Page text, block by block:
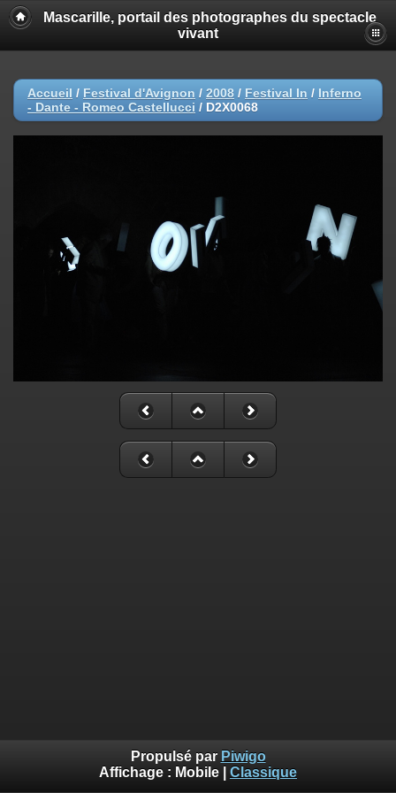
Mascarille, portail des photographes du spectacle
vivant
Accueil / Festival d'Avignon / 2008 / Festival In / Inferno
- Dante - Romeo Castellucci / D2X0068
Propulsé par Piwigo
Affichage : Mobile Classique